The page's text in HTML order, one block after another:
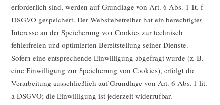
erforderlich sind, werden auf Grundlage von Art. 6 Abs. 1 lit. f
DSGVO gespeichert. Der Websitebetreiber hat ein berechtigtes
Interesse an der Speicherung von Cookies zur technisch
fehlerfreien und optimierten Bereitstellung seiner Dienste.
Sofern eine entsprechende Einwilligung abgefragt wurde (z. B.
eine Einwilligung zur Speicherung von Cookies), erfolgt die
Verarbeitung ausschließlich auf Grundlage von Art. 6 Abs. 1 lit.
a DSGVO; die Einwilligung ist jederzeit widerrufbar.